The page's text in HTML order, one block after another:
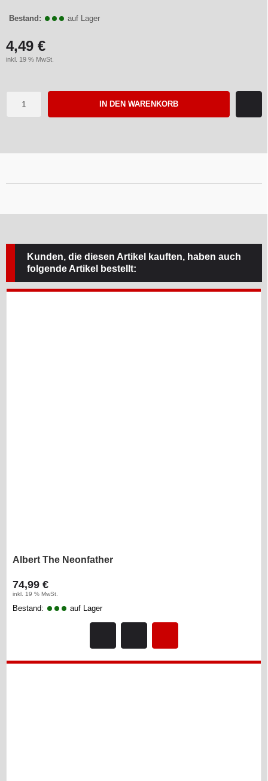
Bestand: auf Lager
4,49 €
inkl. 19 % MwSt.
IN DEN WARENKORB
Kunden, die diesen Artikel kauften, haben auch
folgende Artikel bestellt:
Albert The Neonfather
74,99 €
inkl. 19 % MwSt.
Bestand: auf Lager